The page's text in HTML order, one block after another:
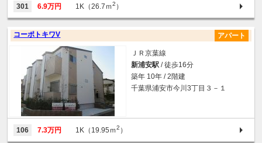
301 6.9万円 1K（26.7ｍ2 ）
コーポトキワV アパート
ＪＲ京葉線
新浦安駅 / 徒歩16分
築年 10年 / 2階建
千葉県浦安市今川3丁目３－１
106 7.3万円 1K（19.95ｍ2 ）